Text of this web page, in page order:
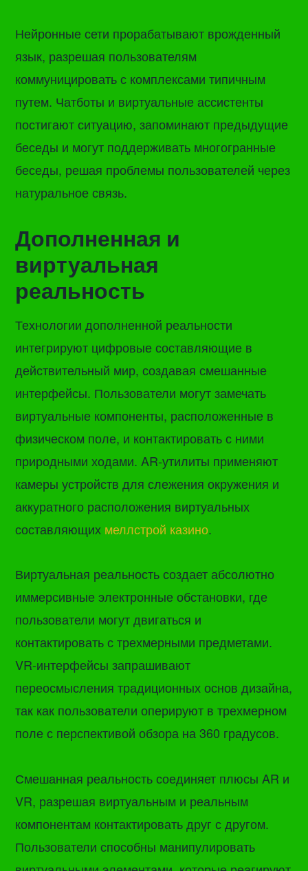
Нейронные сети прорабатывают врожденный
язык, разрешая пользователям
коммуницировать с комплексами типичным
путем. Чатботы и виртуальные ассистенты
постигают ситуацию, запоминают предыдущие
беседы и могут поддерживать многогранные
беседы, решая проблемы пользователей через
натуральное связь.
Дополненная и
виртуальная
реальность
Технологии дополненной реальности
интегрируют цифровые составляющие в
действительный мир, создавая смешанные
интерфейсы. Пользователи могут замечать
виртуальные компоненты, расположенные в
физическом поле, и контактировать с ними
природными ходами. AR-утилиты применяют
камеры устройств для слежения окружения и
аккуратного расположения виртуальных
составляющих меллстрой казино.
Виртуальная реальность создает абсолютно
иммерсивные электронные обстановки, где
пользователи могут двигаться и
контактировать с трехмерными предметами.
VR-интерфейсы запрашивают
переосмысления традиционных основ дизайна,
так как пользователи оперируют в трехмерном
поле с перспективой обзора на 360 градусов.
Смешанная реальность соединяет плюсы AR и
VR, разрешая виртуальным и реальным
компонентам контактировать друг с другом.
Пользователи способны манипулировать